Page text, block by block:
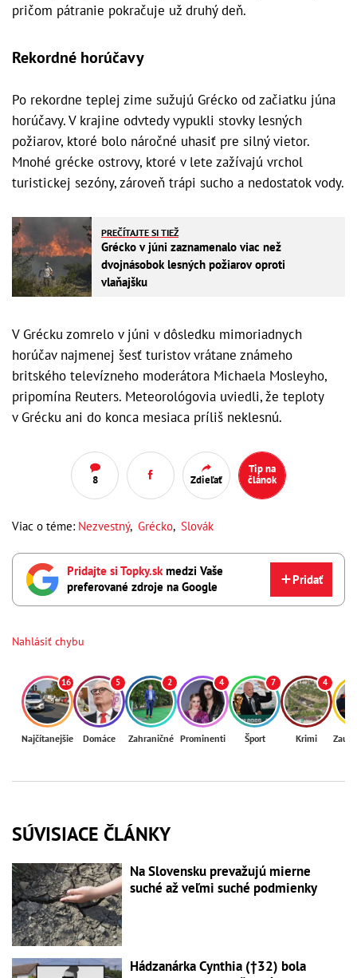
pričom pátranie pokračuje už druhý deň.
Rekordné horúčavy
Po rekordne teplej zime sužujú Grécko od začiatku júna
horúčavy. V krajine odvtedy vypukli stovky lesných
požiarov, ktoré bolo náročné uhasiť pre silný vietor.
Mnohé grécke ostrovy, ktoré v lete zažívajú vrchol
turistickej sezóny, zároveň trápi sucho a nedostatok vody.
PREČÍTAJTE SI TIEŽ
Grécko v júni zaznamenalo viac než
dvojnásobok lesných požiarov oproti
vlaňajšku
V Grécku zomrelo v júni v dôsledku mimoriadnych
horúčav najmenej šesť turistov vrátane známeho
britského televízneho moderátora Michaela Mosleyho,
pripomína Reuters. Meteorológovia uviedli, že teploty
v Grécku ani do konca mesiaca príliš neklesnú.
8 Zdieľať
Tip na
článok
Viac o téme: Nezvestný, Grécko, Slovák
Pridajte si Topky.skmedzi Vaše
preferované zdroje na Google
Pridať
Nahlásiť chybu
16
Najčítanejšie
5
Domáce
2
Zahraničné
4
Prominenti
7
Šport
4
Krimi
SÚVISIACE ČLÁNKY
Na Slovensku prevažujú mierne
suché až veľmi suché podmienky
Hádzanárka Cynthia (†32) bola